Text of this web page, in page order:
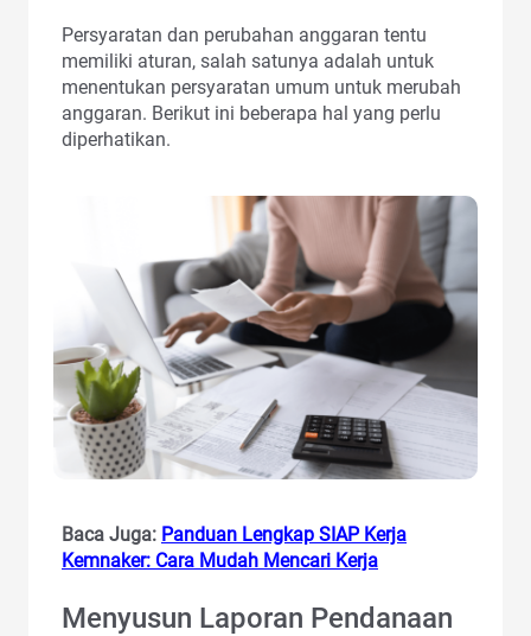
Persyaratan dan perubahan anggaran tentu
memiliki aturan, salah satunya adalah untuk
menentukan persyaratan umum untuk merubah
anggaran. Berikut ini beberapa hal yang perlu
diperhatikan.
Baca Juga: Panduan Lengkap SIAP Kerja
Kemnaker: Cara Mudah Mencari Kerja
Menyusun Laporan Pendanaan